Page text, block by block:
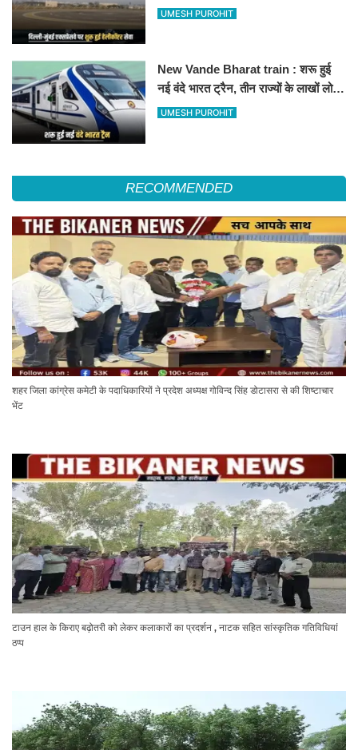
हेलीकॉप्टर सर्विस से तुरंत घायल पहुंचेगा
UMESH PUROHIT
New Vande Bharat train : शरू हुई
नई वंदे भारत ट्रैन, तीन राज्यों के लाखों लोगों
का सफर होगा आसान, देखें पूरा रूटमैप
UMESH PUROHIT
RECOMMENDED
शहर जिला कांग्रेस कमेटी के पदाधिकारियों ने प्रदेश अध्यक्ष गोविन्द सिंह डोटासरा से की शिष्टाचार
भेंट
टाउन हाल के किराए बढ़ोतरी को लेकर कलाकारों का प्रदर्शन , नाटक सहित सांस्कृतिक गतिविधियां
ठप्प